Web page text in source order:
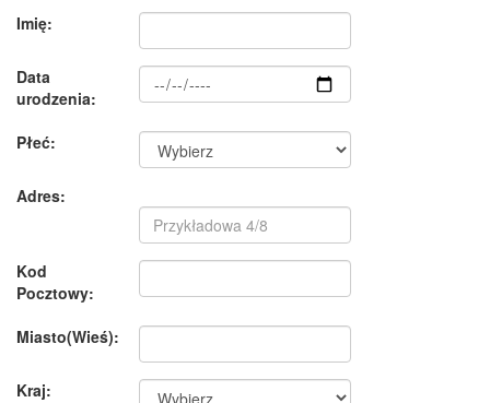
Imię:
Data
urodzenia:
Płeć:
Adres:
Kod
Pocztowy:
Miasto(Wieś):
Kraj: